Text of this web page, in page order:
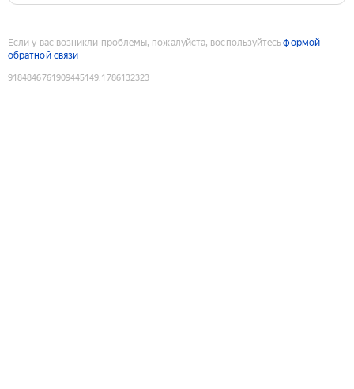
Если у вас возникли проблемы, пожалуйста, воспользуйтесьформой
обратной связи
9184846761909445149:1786132323